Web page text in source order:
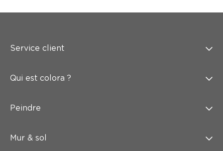
Service client
Qui est colora ?
Peindre
Mur & sol